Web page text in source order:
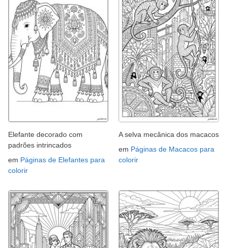
Elefante decorado com
padrões intrincados
em Páginas de Elefantes para
colorir
A selva mecânica dos macacos
em Páginas de Macacos para
colorir